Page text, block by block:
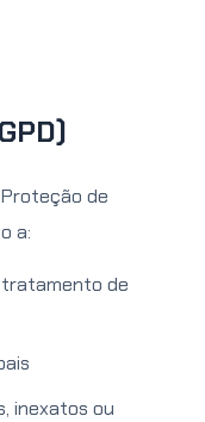
de
a:
de
inexatos ou